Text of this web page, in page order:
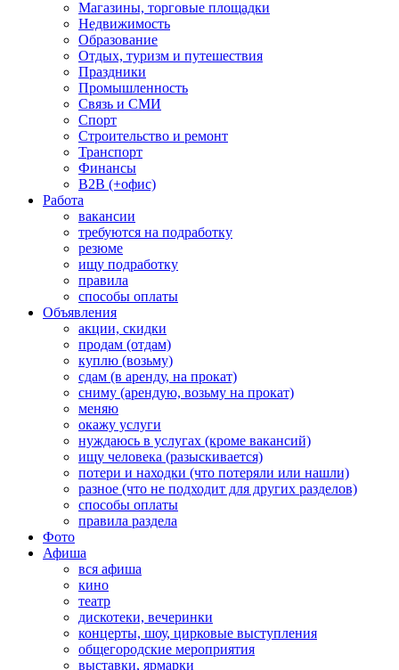
Магазины, торговые площадки
Недвижимость
Образование
Отдых, туризм и путешествия
Праздники
Промышленность
Связь и СМИ
Спорт
Строительство и ремонт
Транспорт
Финансы
B2B (+офис)
Работа
вакансии
требуются на подработку
резюме
ищу подработку
правила
способы оплаты
Объявления
акции, скидки
продам (отдам)
куплю (возьму)
сдам (в аренду, на прокат)
сниму (арендую, возьму на прокат)
меняю
окажу услуги
нуждаюсь в услугах (кроме вакансий)
ищу человека (разыскивается)
потери и находки (что потеряли или нашли)
разное (что не подходит для других разделов)
способы оплаты
правила раздела
Фото
Афиша
вся афиша
кино
театр
дискотеки, вечеринки
концерты, шоу, цирковые выступления
общегородские мероприятия
выставки, ярмарки